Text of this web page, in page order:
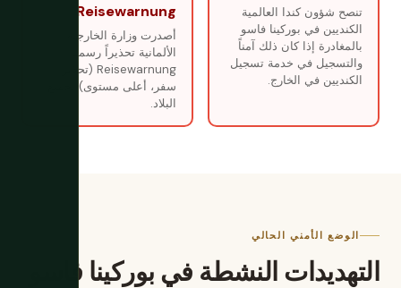
تنصح شؤون كندا العالمية
الكنديين في بوركينا فاسو
بالمغادرة إذا كان ذلك آمناً
والتسجيل في خدمة تسجيل
الكنديين في الخارج.
Reisewarnung
أصدرت وزارة الخارجية
الألمانية تحذيراً رسمياً
Reisewarnung (تحذير
سفر، أعلى مستوى) لجميع
البلاد.
الوضع الأمني الحالي
التهديدات النشطة في بوركينا فاسو